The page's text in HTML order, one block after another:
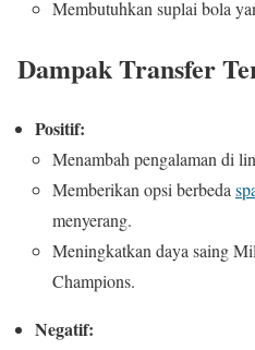
Membutuhkan suplai bola
Dampak Transfer
Positif:
Menambah pengalaman di
Memberikan opsi berbeda
menyerang.
Meningkatkan daya saing
Champions.
Negatif: